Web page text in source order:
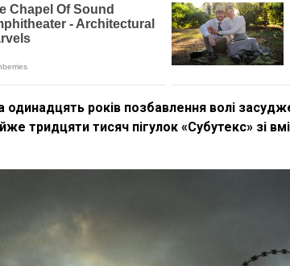
одинадцять років позбавлення волі
тридцяти тисяч пігулок «Субутекс» зі